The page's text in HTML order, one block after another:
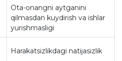
Ota-onangni aytganini
qilmasdan kuydirish va ishlar
yurishmasligi
Harakatsizlikdagi natijasizlik